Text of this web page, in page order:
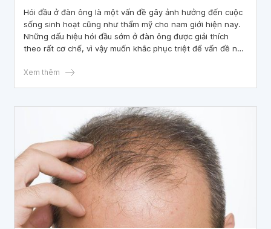
Hói đầu ở đàn ông là một vấn đề gây ảnh hưởng đến cuộc
sống sinh hoạt cũng như thẩm mỹ cho nam giới hiện nay.
Những dấu hiệu hói đầu sớm ở đàn ông được giải thích
theo rất cơ chế, vì vậy muốn khắc phục triệt để vấn đề này
Xem thêm